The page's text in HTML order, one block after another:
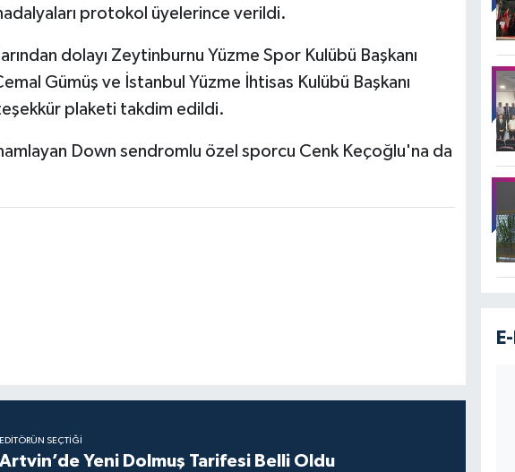
protokol üyelerince verildi.
dolayı Zeytinburnu Yüzme Spor Kulübü Başkanı
Gümüş ve İstanbul Yüzme İhtisas Kulübü Başkanı
plaketi takdim edildi.
Down sendromlu özel sporcu Cenk Keçoğlu'na da
EDITÖRÜN SEÇTIĞI
Artvin’de Yeni Dolmuş Tarifesi Belli Oldu